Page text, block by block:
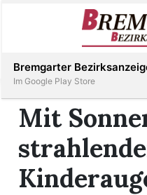
Immobilien
Veranstaltungen
Inserieren
Mit
Bremgarter
Im Google Play Store